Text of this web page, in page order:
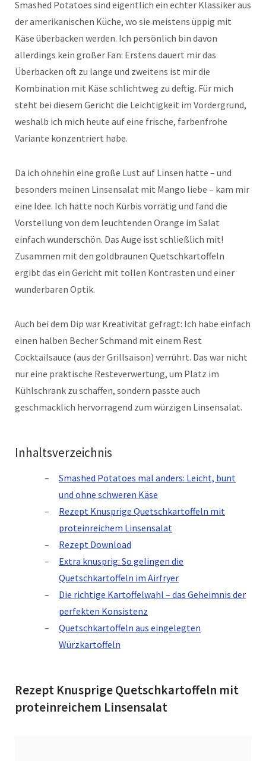
Smashed Potatoes sind eigentlich ein echter Klassiker aus
der amerikanischen Küche, wo sie meistens üppig mit
Käse überbacken werden. Ich persönlich bin davon
allerdings kein großer Fan: Erstens dauert mir das
Überbacken oft zu lange und zweitens ist mir die
Kombination mit Käse schlichtweg zu deftig. Für mich
steht bei diesem Gericht die Leichtigkeit im Vordergrund,
weshalb ich mich heute auf eine frische, farbenfrohe
Variante konzentriert habe.
Da ich ohnehin eine große Lust auf Linsen hatte – und
besonders meinen Linsensalat mit Mango liebe – kam mir
eine Idee. Ich hatte noch Kürbis vorrätig und fand die
Vorstellung von dem leuchtenden Orange im Salat
einfach wunderschön. Das Auge isst schließlich mit!
Zusammen mit den goldbraunen Quetschkartoffeln
ergibt das ein Gericht mit tollen Kontrasten und einer
wunderbaren Optik.
Auch bei dem Dip war Kreativität gefragt: Ich habe einfach
einen halben Becher Schmand mit einem Rest
Cocktailsauce (aus der Grillsaison) verrührt. Das war nicht
nur eine praktische Resteverwertung, um Platz im
Kühlschrank zu schaffen, sondern passte auch
geschmacklich hervorragend zum würzigen Linsensalat.
Inhaltsverzeichnis
Smashed Potatoes mal anders: Leicht, bunt
und ohne schweren Käse
Rezept Knusprige Quetschkartoffeln mit
proteinreichem Linsensalat
Rezept Download
Extra knusprig: So gelingen die
Quetschkartoffeln im Airfryer
Die richtige Kartoffelwahl – das Geheimnis der
perfekten Konsistenz
Quetschkartoffeln aus eingelegten
Würzkartoffeln
Rezept Knusprige Quetschkartoffeln mit
proteinreichem Linsensalat